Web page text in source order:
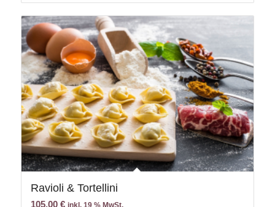
Ravioli & Tortellini
105,00 € inkl. 19 % MwSt.